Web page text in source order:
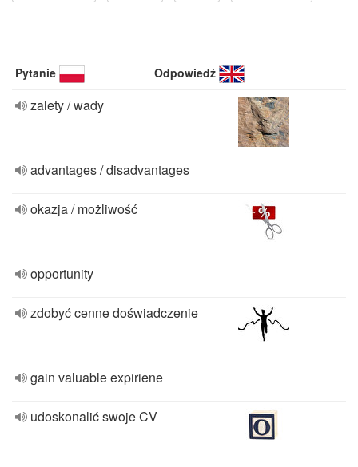
Pytanie Odpowiedź
zalety / wady
advantages / disadvantages
okazja / możliwość
opportunity
zdobyć cenne doświadczenie
gain valuable expiriene
udoskonalić swoje CV